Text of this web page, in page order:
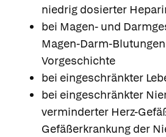
niedrig dosierter
bei Magen- und
Magen-Darm-
Vorgeschichte
bei eingeschränkter
bei eingeschränkter
verminderter Herz-
Gefäßerkrankung der